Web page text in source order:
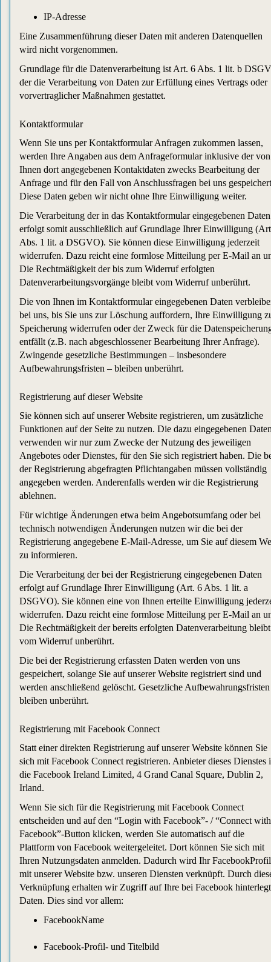
IP-Adresse
Eine Zusammenführung dieser Daten mit anderen Datenquellen
wird nicht vorgenommen.
Grundlage für die Datenverarbeitung ist Art. 6 Abs. 1 lit. b
der die Verarbeitung von Daten zur Erfüllung eines Vertrags oder
vorvertraglicher Maßnahmen gestattet.
Kontaktformular
Wenn Sie uns per Kontaktformular Anfragen zukommen lassen,
werden Ihre Angaben aus dem Anfrageformular inklusive der von
Ihnen dort angegebenen Kontaktdaten zwecks Bearbeitung der
Anfrage und für den Fall von Anschlussfragen bei uns
Diese Daten geben wir nicht ohne Ihre Einwilligung weiter.
Die Verarbeitung der in das Kontaktformular eingegebenen Daten
erfolgt somit ausschließlich auf Grundlage Ihrer Einwilligung
Abs. 1 lit. a DSGVO). Sie können diese Einwilligung jederzeit
widerrufen. Dazu reicht eine formlose Mitteilung per E-Mail an
Die Rechtmäßigkeit der bis zum Widerruf erfolgten
Datenverarbeitungsvorgänge bleibt vom Widerruf unberührt.
Die von Ihnen im Kontaktformular eingegebenen Daten
bei uns, bis Sie uns zur Löschung auffordern, Ihre Einwilligung
Speicherung widerrufen oder der Zweck für die
entfällt (z.B. nach abgeschlossener Bearbeitung Ihrer Anfrage).
Zwingende gesetzliche Bestimmungen – insbesondere
Aufbewahrungsfristen – bleiben unberührt.
Registrierung auf dieser Website
Sie können sich auf unserer Website registrieren, um zusätzliche
Funktionen auf der Seite zu nutzen. Die dazu eingegebenen
verwenden wir nur zum Zwecke der Nutzung des jeweiligen
Angebotes oder Dienstes, für den Sie sich registriert haben. Die
der Registrierung abgefragten Pflichtangaben müssen vollständig
angegeben werden. Anderenfalls werden wir die Registrierung
ablehnen.
Für wichtige Änderungen etwa beim Angebotsumfang oder bei
technisch notwendigen Änderungen nutzen wir die bei der
Registrierung angegebene E-Mail-Adresse, um Sie auf diesem
zu informieren.
Die Verarbeitung der bei der Registrierung eingegebenen Daten
erfolgt auf Grundlage Ihrer Einwilligung (Art. 6 Abs. 1 lit. a
DSGVO). Sie können eine von Ihnen erteilte Einwilligung
widerrufen. Dazu reicht eine formlose Mitteilung per E-Mail an
Die Rechtmäßigkeit der bereits erfolgten Datenverarbeitung bleibt
vom Widerruf unberührt.
Die bei der Registrierung erfassten Daten werden von uns
gespeichert, solange Sie auf unserer Website registriert sind und
werden anschließend gelöscht. Gesetzliche Aufbewahrungsfristen
bleiben unberührt.
Registrierung mit Facebook Connect
Statt einer direkten Registrierung auf unserer Website können Sie
sich mit Facebook Connect registrieren. Anbieter dieses Dienstes
die Facebook Ireland Limited, 4 Grand Canal Square, Dublin 2,
Irland.
Wenn Sie sich für die Registrierung mit Facebook Connect
entscheiden und auf den “Login with Facebook”- / “Connect with
Facebook”-Button klicken, werden Sie automatisch auf die
Plattform von Facebook weitergeleitet. Dort können Sie sich mit
Ihren Nutzungsdaten anmelden. Dadurch wird Ihr FacebookProfil
mit unserer Website bzw. unseren Diensten verknüpft. Durch
Verknüpfung erhalten wir Zugriff auf Ihre bei Facebook
Daten. Dies sind vor allem:
FacebookName
Facebook-Profil- und Titelbild